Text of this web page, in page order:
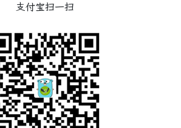
支付宝扫一扫